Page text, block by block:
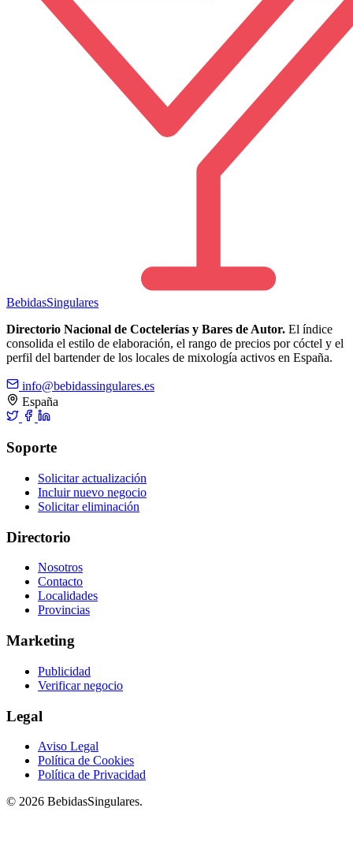
BebidasSingulares
Directorio Nacional de Coctelerías y Bares de Autor. El índice
consolida el estilo de elaboración, el rango de precios por cóctel y el
perfil del bartender de los locales de mixología activos en España.
info@bebidassingulares.es
España
Soporte
Solicitar actualización
Incluir nuevo negocio
Solicitar eliminación
Directorio
Nosotros
Contacto
Localidades
Provincias
Marketing
Publicidad
Verificar negocio
Legal
Aviso Legal
Política de Cookies
Política de Privacidad
© 2026 BebidasSingulares.